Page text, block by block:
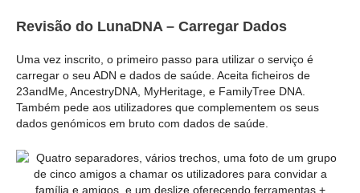
Revisão do LunaDNA – Carregar Dados
Uma vez inscrito, o primeiro passo para utilizar o serviço é
carregar o seu ADN e dados de saúde. Aceita ficheiros de
23andMe, AncestryDNA, MyHeritage, e FamilyTree DNA.
Também pede aos utilizadores que complementem os seus
dados genómicos em bruto com dados de saúde.